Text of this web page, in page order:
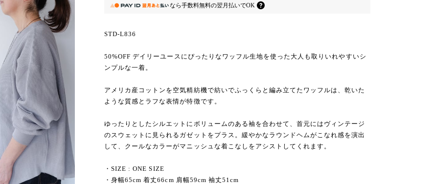
なら手数料無料の翌月払いでOK
STD-L836
50%OFF デイリーユースにぴったりなワッフル生地を使った大人も取りいれやすいシ
ンプルな一着。
アメリカ産コットンを空気精紡機で紡いでふっくらと編み立てたワッフルは、乾いた
ような質感とラフな表情が特徴です。
ゆったりとしたシルエットにボリュームのある袖を合わせて、首元にはヴィンテージ
のスウェットに見られるガゼットをプラス。緩やかなラウンドヘムがこなれ感を演出
して、クールなカラーがマニッシュな着こなしをアシストしてくれます。
・SIZE : ONE SIZE
・身幅65cm 着丈66cm 肩幅59cm 袖丈51cm